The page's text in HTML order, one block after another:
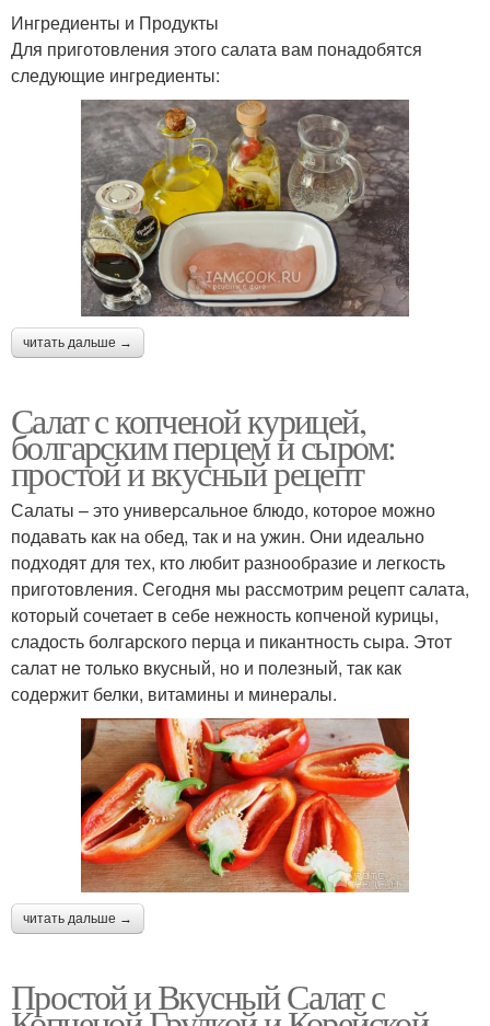
Ингредиенты и Продукты
Для приготовления этого салата вам понадобятся
следующие ингредиенты:
читать дальше →
Салат с копченой курицей,
болгарским перцем и сыром:
простой и вкусный рецепт
Салаты – это универсальное блюдо, которое можно
подавать как на обед, так и на ужин. Они идеально
подходят для тех, кто любит разнообразие и легкость
приготовления. Сегодня мы рассмотрим рецепт салата,
который сочетает в себе нежность копченой курицы,
сладость болгарского перца и пикантность сыра. Этот
салат не только вкусный, но и полезный, так как
содержит белки, витамины и минералы.
читать дальше →
Простой и Вкусный Салат с